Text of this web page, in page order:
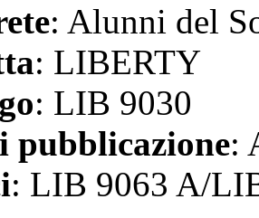
: Alunni del
: LIBERTY
: LIB 9030
pubblicazione:
: LIB 9063 A/